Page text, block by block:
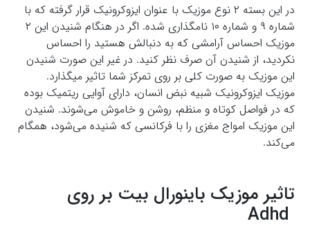
در این بسته ۲ نوع موزیک با عنوان ایزوکرونیک قرار گرفته که با
شماره ۹ و شماره ۱۰ نامگذاری شده. اگر در هنگام شنیدن این ۲
موزیک احساس آرامشی که به دنبالش هستید را احساس
نکردید، از شنیدن آن صرف نظر کنید. در غیر این صورت شنیدن
این موزیک به صورت کلی بر روی تمرکز شما تاثیر میگذارد.
موزیک ایزوکرونیک شبیه نبض انسان، دارای آوایی ریتمیک بوده
که در فواصل کوتاه و منظم، روشن و خاموش می‌شوند. شنیدن
این موزیک امواج مغزی را با فرکانسی که شنیده می‌شود، همگام
می‌کند.
تاثیر موزیک باینورال بیت بر روی